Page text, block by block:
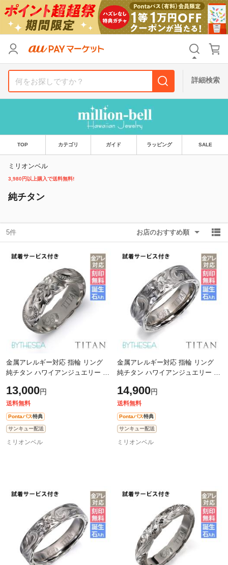
詳細検索
TOP カテゴリ ガイド ラッピング SALE
ミリオンベル
3,980円以上購入で送料無料!
純チタン
5件 お店のおすすめ順
金属アレルギー対応 指輪 リング
純チタン ハワイアンジュエリー リ
29号 太め 幅約5.5mm ギフト対応
可
13,000円
送料無料
Pontaパス特典
サンキュー配送
ミリオンベル
金属アレルギー対応 指輪 リング
純チタン ハワイアンジュエリー リ
29号 太め 幅約6mm ギフト対応可
14,900円
送料無料
Pontaパス特典
サンキュー配送
ミリオンベル
支払い方法
送料無料 タイムセール
Pontaパス特典対象すべて
除外ワード
リセット
支払い方法
送料無料 タイムセール
Pontaパス特典対象すべて
除外ワード